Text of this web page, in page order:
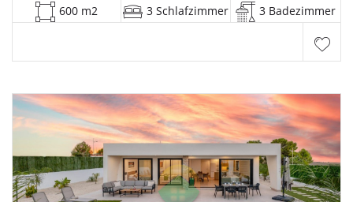
600 m2 3 Schlafzimmer 3 Badezimmer